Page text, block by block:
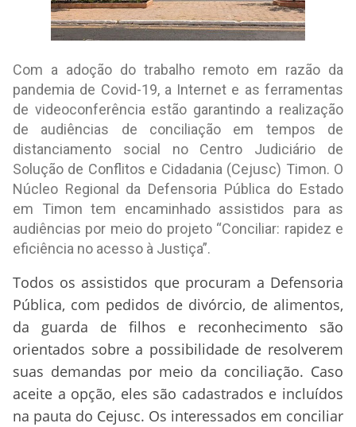
Com a adoção do trabalho remoto em razão da
pandemia de Covid-19, a Internet e as ferramentas
de videoconferência estão garantindo a realização
de audiências de conciliação em tempos de
distanciamento social no Centro Judiciário de
Solução de Conflitos e Cidadania (Cejusc) Timon. O
Núcleo Regional da Defensoria Pública do Estado
em Timon tem encaminhado assistidos para as
audiências por meio do projeto “Conciliar: rapidez e
eficiência no acesso à Justiça”.
Todos os assistidos que procuram a Defensoria
Pública, com pedidos de divórcio, de alimentos,
da guarda de filhos e reconhecimento são
orientados sobre a possibilidade de resolverem
suas demandas por meio da conciliação. Caso
aceite a opção, eles são cadastrados e incluídos
na pauta do Cejusc. Os interessados em conciliar